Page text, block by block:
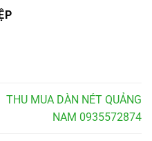
THU MUA DÀN NÉT QUẢNG
NAM 0935572874